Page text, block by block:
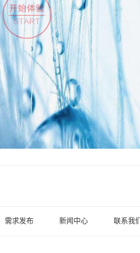
需求发布 新闻中心 联系我们